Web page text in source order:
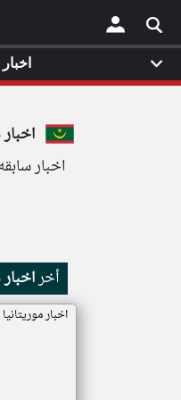
×
اخبار سابقه
أخر
اخبار